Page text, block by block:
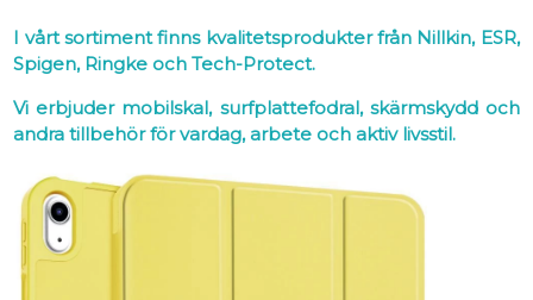
I vårt sortiment finns kvalitetsprodukter från Nillkin, ESR,
Spigen, Ringke och Tech-Protect.
Vi erbjuder mobilskal, surfplattefodral, skärmskydd och
andra tillbehör för vardag, arbete och aktiv livsstil.